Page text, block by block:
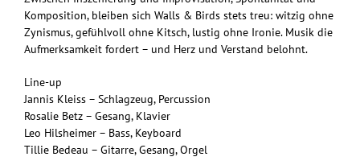
Komposition, bleiben sich Walls & Birds stets treu: witzig ohne
Zynismus, gefühlvoll ohne Kitsch, lustig ohne Ironie. Musik die
Aufmerksamkeit fordert – und Herz und Verstand belohnt.
Line-up
Jannis Kleiss – Schlagzeug, Percussion
Rosalie Betz – Gesang, Klavier
Leo Hilsheimer – Bass, Keyboard
Tillie Bedeau – Gitarre, Gesang, Orgel